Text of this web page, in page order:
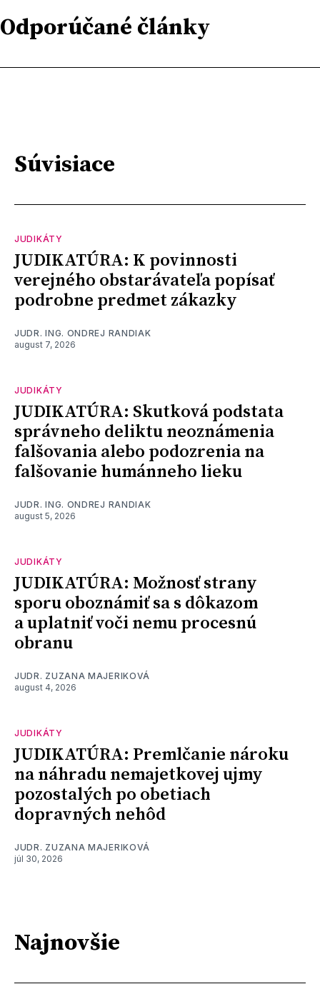
Odporúčané články
Súvisiace
JUDIKÁTY
JUDIKATÚRA: K povinnosti
verejného obstarávateľa popísať
podrobne predmet zákazky
JUDR. ING. ONDREJ RANDIAK
august 7, 2026
JUDIKÁTY
JUDIKATÚRA: Skutková podstata
správneho deliktu neoznámenia
falšovania alebo podozrenia na
falšovanie humánneho lieku
JUDR. ING. ONDREJ RANDIAK
august 5, 2026
JUDIKÁTY
JUDIKATÚRA: Možnosť strany
sporu oboznámiť sa s dôkazom
a uplatniť voči nemu procesnú
obranu
JUDR. ZUZANA MAJERIKOVÁ
august 4, 2026
JUDIKÁTY
JUDIKATÚRA: Premlčanie nároku
na náhradu nemajetkovej ujmy
pozostalých po obetiach
dopravných nehôd
JUDR. ZUZANA MAJERIKOVÁ
júl 30, 2026
Najnovšie